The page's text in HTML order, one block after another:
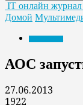
IT онлайн журнал
Домой
АОС
27.06.2013
1922